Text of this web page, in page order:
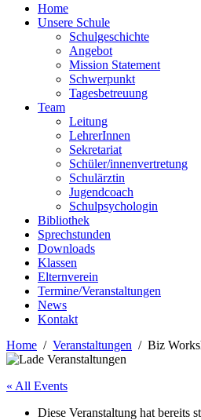
Home
Unsere Schule
Schulgeschichte
Angebot
Mission Statement
Schwerpunkt
Tagesbetreuung
Team
Leitung
LehrerInnen
Sekretariat
Schüler/innenvertretung
Schulärztin
Jugendcoach
Schulpsychologin
Bibliothek
Sprechstunden
Downloads
Klassen
Elternverein
Termine/Veranstaltungen
News
Kontakt
Home
Veranstaltungen Biz
« All Events
Diese Veranstaltung hat bereits